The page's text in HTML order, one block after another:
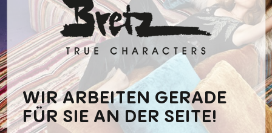
WIR ARBEITEN GERADE
FÜR SIE AN DER SEITE!